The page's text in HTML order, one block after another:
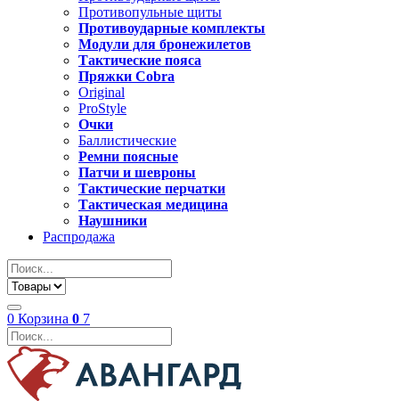
Противопульные щиты
Противоударные комплекты
Модули для бронежилетов
Тактические пояса
Пряжки Cobra
Original
ProStyle
Очки
Баллистические
Ремни поясные
Патчи и шевроны
Тактические перчатки
Тактическая медицина
Наушники
Распродажа
0 Корзина 0 7